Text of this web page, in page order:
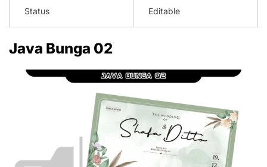
Status Editable
Java Bunga 02